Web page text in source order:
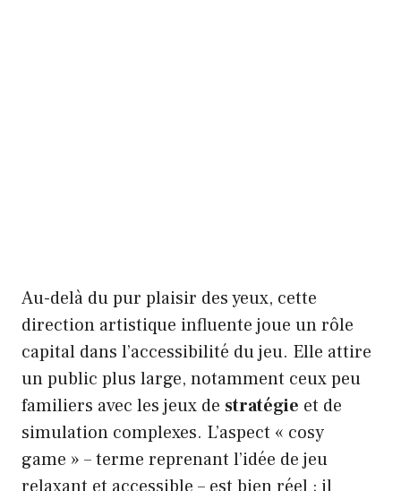
Au-delà du pur plaisir des yeux, cette
direction artistique influente joue un rôle
capital dans l’accessibilité du jeu. Elle attire
un public plus large, notamment ceux peu
familiers avec les jeux de stratégie et de
simulation complexes. L’aspect « cosy
game » – terme reprenant l’idée de jeu
relaxant et accessible – est bien réel ; il